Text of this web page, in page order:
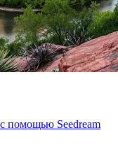
помощью Seedream